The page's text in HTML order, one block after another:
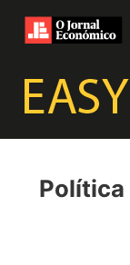
Política